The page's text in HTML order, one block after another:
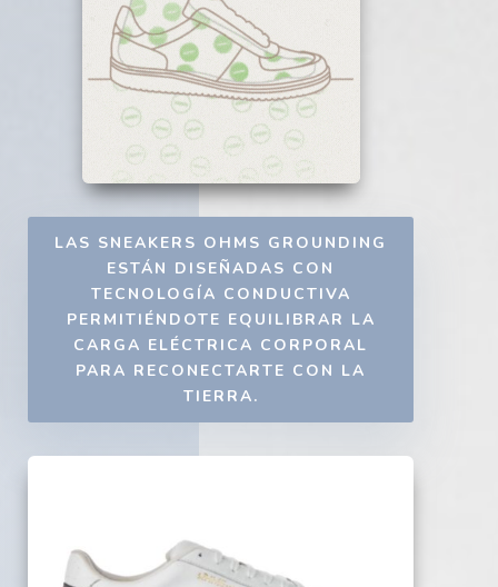
LAS SNEAKERS OHMS GROUNDING
ESTÁN DISEÑADAS CON
TECNOLOGÍA CONDUCTIVA
PERMITIÉNDOTE EQUILIBRAR LA
CARGA ELÉCTRICA CORPORAL
PARA RECONECTARTE CON LA
TIERRA.